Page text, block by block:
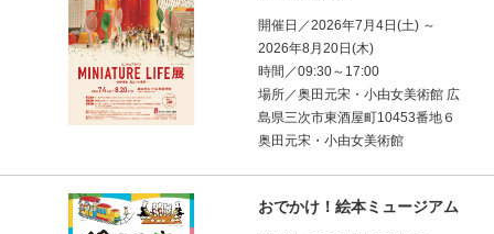
開催日／2026年7月4日(土) ～
2026年8月20日(木)
時間／09:30～17:00
場所／奥田元宋・小由女美術館 広
島県三次市東酒屋町10453番地６
奥田元宋・小由女美術館
おでかけ！絵本ミュージアム